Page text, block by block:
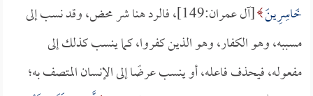
خَاسِرِينَ
[آل عمران:149]، فالرد هنا شر محض، وقد نسب إلى
مسببه، وهو الكفار، وهو الذين كفروا، كما ينسب كذلك إلى
مفعوله، فيحذف فاعله، أو ينسب عرضًا إلى الإنسان المتصف به؛